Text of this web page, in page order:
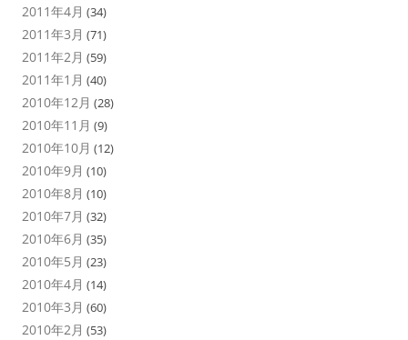
2011年4月 (34)
2011年3月 (71)
2011年2月 (59)
2011年1月 (40)
2010年12月 (28)
2010年11月 (9)
2010年10月 (12)
2010年9月 (10)
2010年8月 (10)
2010年7月 (32)
2010年6月 (35)
2010年5月 (23)
2010年4月 (14)
2010年3月 (60)
2010年2月 (53)